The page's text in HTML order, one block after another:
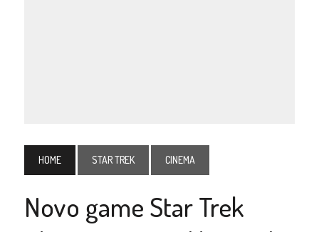
HOME STAR TREK CINEMA
Novo game Star Trek